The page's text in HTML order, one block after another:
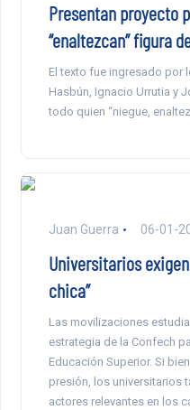
Presentan proyecto
“enaltezcan” figura
El texto fue ingresado por
Hasbún, Ignacio Urrutia y
todo quien “niegue,
Juan Guerra 06-01-
Universitarios
chica”
Las movilizaciones
estrategia de la Confech
Educación Superior. Si
presión, los universitarios
actores relevantes en los